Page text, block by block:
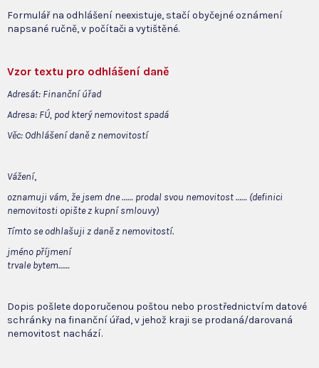
Formulář na odhlášení neexistuje, stačí obyčejné oznámení
napsané ručně, v počítači a vytištěné.
Vzor textu pro odhlášení daně
Adresát: Finanční úřad
Adresa: FÚ, pod který nemovitost spadá
Věc: Odhlášení daně z nemovitostí
Vážení,
oznamuji vám, že jsem dne …… prodal svou nemovitost …… (definici
nemovitosti opište z kupní smlouvy)
Tímto se odhlašuji z daně z nemovitostí.
jméno příjmení
trvale bytem……
Dopis pošlete doporučenou poštou nebo prostřednictvím datové
schránky na finanční úřad, v jehož kraji se prodaná/darovaná
nemovitost nachází.